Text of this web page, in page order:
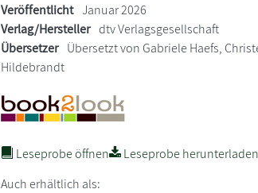
Veröffentlicht Januar 2026
Verlag/Hersteller dtv Verlagsgesellschaft
Übersetzer Übersetzt von Gabriele Haefs,
Hildebrandt
Leseprobe öffnen
Leseprobe herunterladen
Auch erhältlich als: